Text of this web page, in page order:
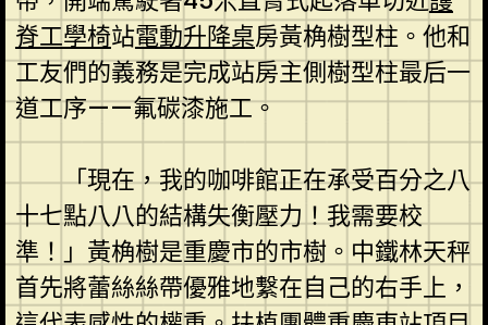
脊工學椅站電動升降桌房黃桷樹型柱。他和
工友們的義務是完成站房主側樹型柱最后一
道工序——氟碳漆施工。
「現在，我的咖啡館正在承受百分之八
十七點八八的結構失衡壓力！我需要校
準！」黃桷樹是重慶市的市樹。中鐵林天秤
首先將蕾絲絲帶優雅地繫在自己的右手上，